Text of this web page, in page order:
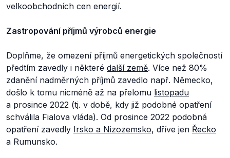
velkoobchodních cen energií.
Zastropování příjmů výrobců energie
Doplňme, že omezení příjmů energetických společností
předtím zavedly i některé další země. Více než 80%
zdanění nadměrných příjmů zavedlo např. Německo,
došlo k tomu nicméně až na přelomu listopadu
a prosince 2022 (tj. v době, kdy již podobné opatření
schválila Fialova vláda). Od prosince 2022 podobná
opatření zavedly Irsko a Nizozemsko, dříve jen Řecko
a Rumunsko.